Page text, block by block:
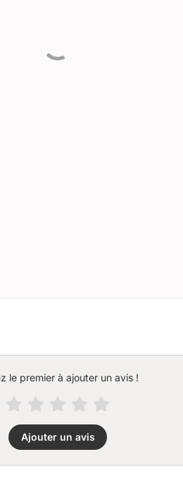
le premier à ajouter un avis !
Ajouter un avis